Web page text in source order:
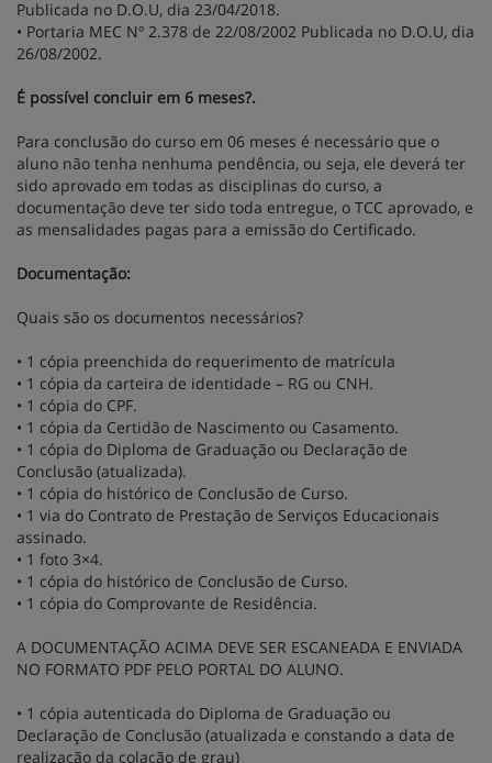
Publicada no D.O.U, dia 23/04/2018.
• Portaria MEC Nº 2.378 de 22/08/2002 Publicada no D.O.U, dia
26/08/2002.
É possível concluir em 6 meses?.
Para conclusão do curso em 06 meses é necessário que o
aluno não tenha nenhuma pendência, ou seja, ele deverá ter
sido aprovado em todas as disciplinas do curso, a
documentação deve ter sido toda entregue, o TCC aprovado, e
as mensalidades pagas para a emissão do Certificado.
Documentação:
Quais são os documentos necessários?
• 1 cópia preenchida do requerimento de matrícula
• 1 cópia da carteira de identidade – RG ou CNH.
• 1 cópia do CPF.
• 1 cópia da Certidão de Nascimento ou Casamento.
• 1 cópia do Diploma de Graduação ou Declaração de
Conclusão (atualizada).
• 1 cópia do histórico de Conclusão de Curso.
• 1 via do Contrato de Prestação de Serviços Educacionais
assinado.
• 1 foto 3×4.
• 1 cópia do histórico de Conclusão de Curso.
• 1 cópia do Comprovante de Residência.
A DOCUMENTAÇÃO ACIMA DEVE SER ESCANEADA E ENVIADA
NO FORMATO PDF PELO PORTAL DO ALUNO.
• 1 cópia autenticada do Diploma de Graduação ou
Declaração de Conclusão (atualizada e constando a data de
realização da colação de grau)